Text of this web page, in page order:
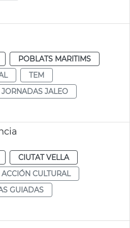
POBLATS MARITIMS
TEM
JORNADAS JALEO
CIUTAT VELLA
ACCIÓN CULTURAL
GUIADAS